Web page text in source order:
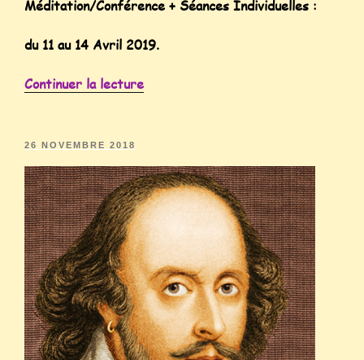
Méditation/Conférence + Séances Individuelles :
du 11 au 14 Avril 2019.
Continuer la lecture
26 NOVEMBRE 2018